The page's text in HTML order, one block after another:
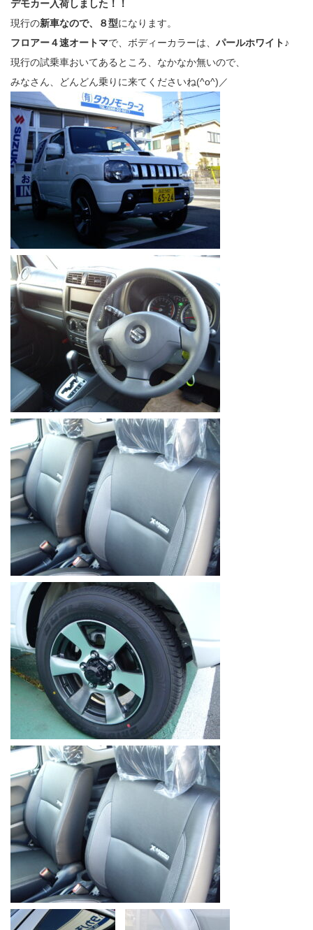
デモカー入荷しました！！
現行の新車なので、８型になります。
フロアー４速オートマで、ボディーカラーは、 パールホワイト♪
現行の試乗車おいてあるところ、なかなか無いので、
みなさん、どんどん乗りに来てくださいね(^o^)／